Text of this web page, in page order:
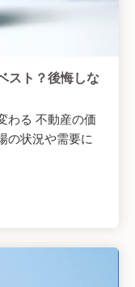
スト？後悔しな
わる 不動産の価
の状況や需要に